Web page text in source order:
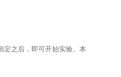
定之后，即可开始实验。本